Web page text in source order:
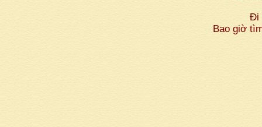
Đi
Bao giờ